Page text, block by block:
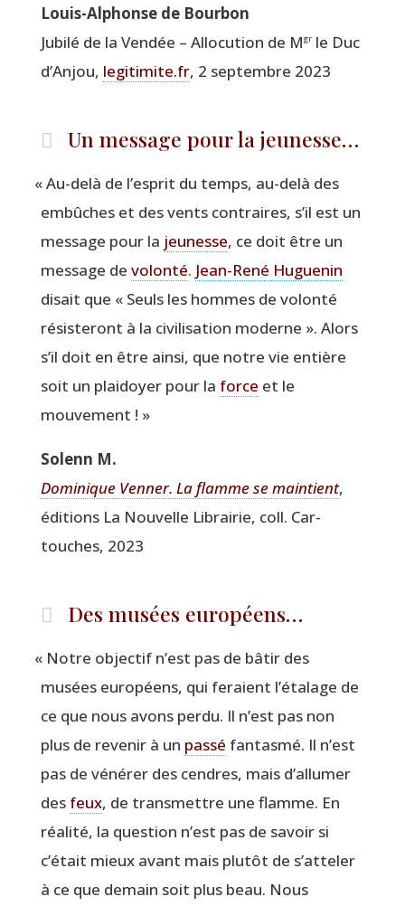
Louis-Alphonse de Bourbon
Jubi­lé de la Ven­dée – Allo­cu­tion de Mgrle Duc
d’An­jou, legitimite.fr, 2 sep­tembre 2023
Un message pour la jeunesse…
«Au-delà de l’esprit du temps, au-delà des
embûches et des vents contraires, s’il est un
mes­sage pour la jeu­nesse, ce doit être un
mes­sage de volon­té. Jean-René Hugue­nin
disait que « Seuls les hommes de volon­té
résis­te­ront à la civi­li­sa­tion moderne ». Alors
s’il doit en être ain­si, que notre vie entière
soit un plai­doyer pour la force et le
mouvement ! »
Solenn M.
Domi­nique Ven­ner. La flamme se main­tient,
édi­tions La Nou­velle Librai­rie, coll. Car­
touches, 2023
Des musées européens…
« Notre objec­tif n’est pas de bâtir des
musées euro­péens, qui feraient l’étalage de
ce que nous avons per­du. Il n’est pas non
plus de reve­nir à un pas­sé fan­tas­mé. Il n’est
pas de véné­rer des cendres, mais d’allumer
des feux, de trans­mettre une flamme. En
réa­li­té, la ques­tion n’est pas de savoir si
c’était mieux avant mais plu­tôt de s’atteler
à ce que demain soit plus beau. Nous